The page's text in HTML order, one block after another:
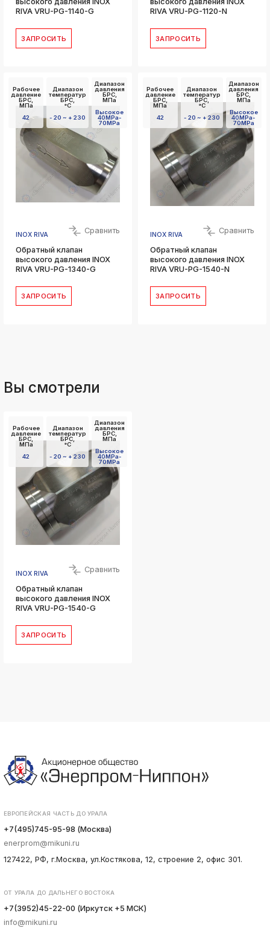
RIVA VRU-PG-1140-G
ЗАПРОСИТЬ
RIVA VRU-PG-1120-N
ЗАПРОСИТЬ
Рабочее
давление
БРС,
МПа
42
Диапазон
температур
БРС,
°C
- 20 ~ + 230
Диапазон
давления
БРС,
МПа
Высокое
40MPa-
70MPa
INOX RIVA Сравнить
Обратный клапан
высокого давления INOX
RIVA VRU-PG-1340-G
ЗАПРОСИТЬ
Рабочее
давление
БРС,
МПа
42
Диапазон
температур
БРС,
°C
- 20 ~ + 230
Диапазон
давления
БРС,
МПа
Высокое
40MPa-
70MPa
INOX RIVA Сравнить
Обратный клапан
высокого давления INOX
RIVA VRU-PG-1540-N
ЗАПРОСИТЬ
Вы смотрели
Рабочее
давление
БРС,
МПа
42
Диапазон
температур
БРС,
°C
- 20 ~ + 230
Диапазон
давления
БРС,
МПа
Высокое
40MPa-
70MPa
INOX RIVA Сравнить
Обратный клапан
высокого давления INOX
RIVA VRU-PG-1540-G
ЗАПРОСИТЬ
ЕВРОПЕЙСКАЯ ЧАСТЬ ДО УРАЛА
+7(495)745-95-98 (Москва)
enerprom@mikuni.ru
127422, РФ, г.Москва, ул.Костякова, 12, строение 2, офис 301.
ОТ УРАЛА ДО ДАЛЬНЕГО ВОСТОКА
+7(3952)45-22-00 (Иркутск +5 МСК)
info@mikuni.ru